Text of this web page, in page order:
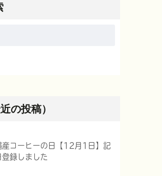
の投稿）
産コーヒーの日【12月1日】記
登録しました